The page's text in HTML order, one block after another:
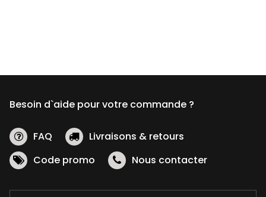
peuvent
choisies
la
du
Besoin d`aide pour votre commande ?
FAQ
Livraisons & retours
Code promo
Nous contacter